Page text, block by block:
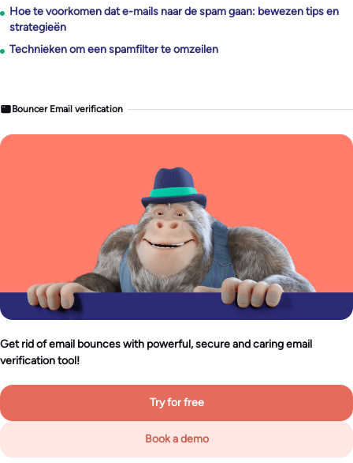
Hoe te voorkomen dat e-mails naar de spam gaan: bewezen tips en
strategieën
Technieken om een spamfilter te omzeilen
Bouncer Email verification
Get rid of email bounces with powerful, secure and caring email
verification tool!
Try for free
Book a demo